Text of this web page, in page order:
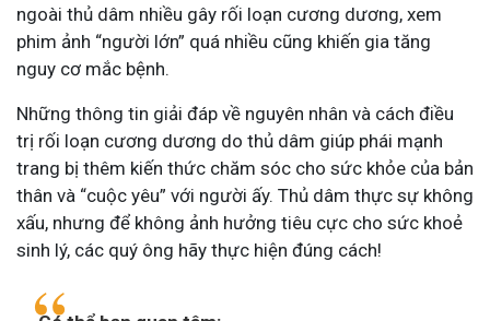
ngoài thủ dâm nhiều gây rối loạn cương dương, xem
phim ảnh “người lớn” quá nhiều cũng khiến gia tăng
nguy cơ mắc bệnh.
Những thông tin giải đáp về nguyên nhân và cách điều
trị rối loạn cương dương do thủ dâm giúp phái mạnh
trang bị thêm kiến thức chăm sóc cho sức khỏe của bản
thân và “cuộc yêu” với người ấy. Thủ dâm thực sự không
xấu, nhưng để không ảnh hưởng tiêu cực cho sức khoẻ
sinh lý, các quý ông hãy thực hiện đúng cách!